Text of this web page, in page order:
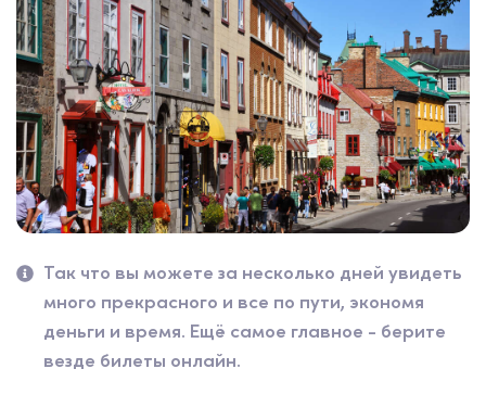
Так что вы можете за несколько дней увидеть
много прекрасного и все по пути, экономя
деньги и время. Ещё самое главное - берите
везде билеты онлайн.